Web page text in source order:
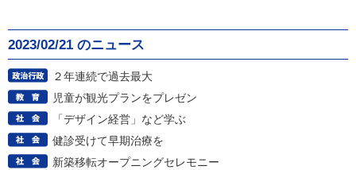
2023/02/21 のニュース
２年連続で過去最大
児童が観光プランをプレゼン
「デザイン経営」など学ぶ
健診受けて早期治療を
新築移転オープニングセレモニー